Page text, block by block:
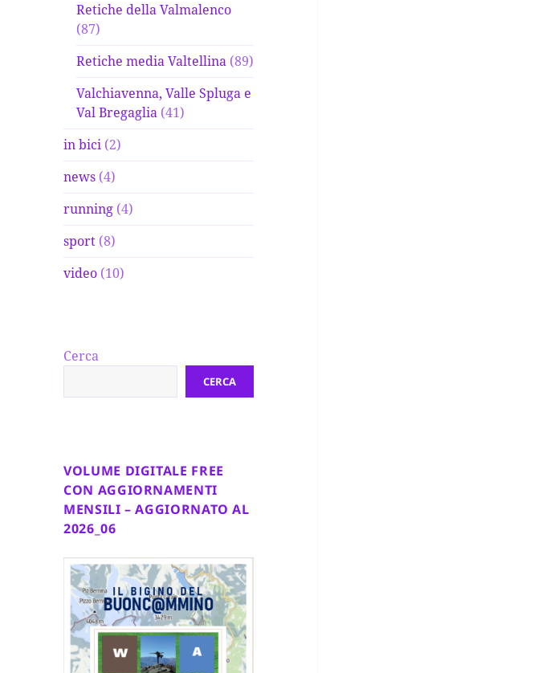
Retiche della Valmalenco
(87)
Retiche media Valtellina (89)
Valchiavenna, Valle Spluga e
Val Bregaglia (41)
in bici (2)
news (4)
running (4)
sport (8)
video (10)
Cerca
CERCA
VOLUME DIGITALE FREE
CON AGGIORNAMENTI
MENSILI – AGGIORNATO AL
2026_06